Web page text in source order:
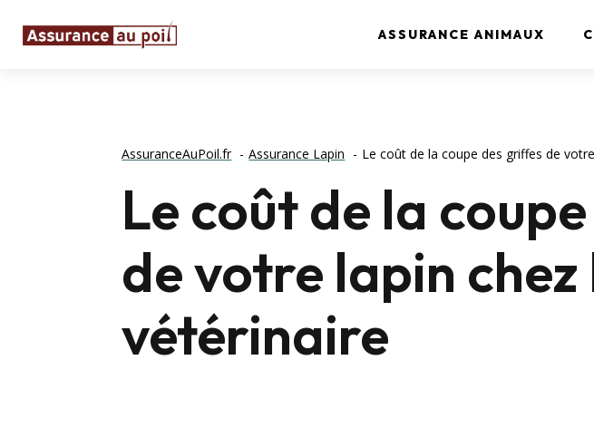
ASSURANCE ANIMAUX
AssuranceAuPoil.fr Assurance Lapin Le coût de la coupe des griffes de
Le coût de la
de votre lapin chez
vétérinaire